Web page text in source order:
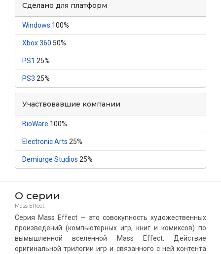
Сделано для платформ
Windows 100%
Xbox 360 50%
PS1 25%
PS3 25%
Участвовавшие компании
BioWare 100%
Electronic Arts 25%
Demiurge Studios 25%
О серии
Mass Effect
Серия Mass Effect — это совокупность художественных
произведений (компьютерных игр, книг и комиксов) по
вымышленной вселенной Mass Effect. Действие
оригинальной трилогии игр и связанного с ней контента